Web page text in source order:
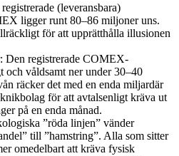
(leveransbara)
ligger runt 80–86 miljoner uns.
för att upprätthålla illusionen
Den registrerade COMEX-
och våldsamt ner under 30–40
räcker det med en enda miljardär
för att avtalsenligt kräva ut
på en enda månad.
”röda linjen” vänder
till ”hamstring”. Alla som sitter
omedelbart att kräva fysisk